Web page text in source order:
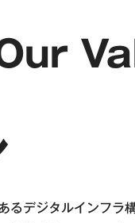
るデジタルインフラ